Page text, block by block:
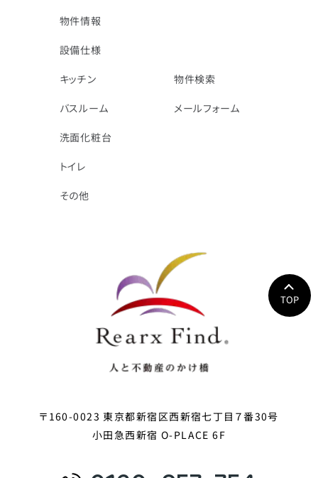
TOP
物件情報
設備仕様
キッチン
バスルーム
洗面化粧台
トイレ
その他
物件検索
メールフォーム
〒160-0023 東京都新宿区西新宿七丁目７番30号
小田急西新宿 O-PLACE 6F